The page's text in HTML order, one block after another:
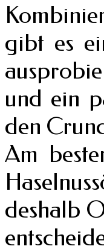
gibt es
und ein
den
Am
deshalb